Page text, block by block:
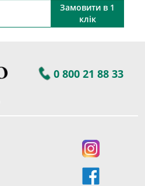
Замовити в 1
клік
0 800 21 88 33